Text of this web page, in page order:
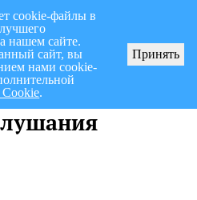
полугодие 2026 г.
cookie-файлы в
нашем сайте.
сайт, вы
нами cookie-
.
Принять